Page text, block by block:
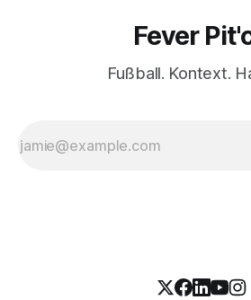
Fever
Fußball. Kontext.